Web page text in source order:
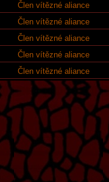
Člen vítězné aliance
Člen vítězné aliance
Člen vítězné aliance
Člen vítězné aliance
Člen vítězné aliance